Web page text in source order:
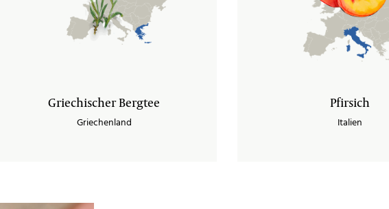
Griechischer Bergtee
Griechenland
Pfirsich
Italien